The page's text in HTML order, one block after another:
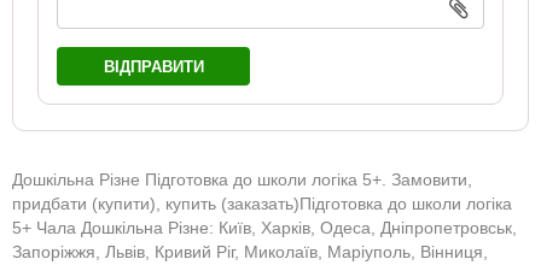
ВІДПРАВИТИ
Дошкільна Різне Підготовка до школи логіка 5+. Замовити,
придбати (купити), купить (заказать)Підготовка до школи логіка
5+ Чала Дошкільна Різне: Київ, Харків, Одеса, Дніпропетровськ,
Запоріжжя, Львів, Кривий Ріг, Миколаїв, Маріуполь, Вінниця,